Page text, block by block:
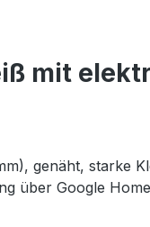
mit
genäht, starke
über Google